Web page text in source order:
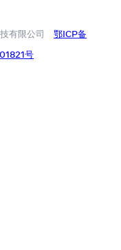
有限公司
鄂ICP备
号